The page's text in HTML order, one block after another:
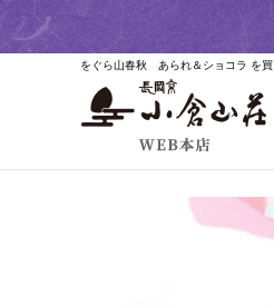
をぐら山春秋 あられ＆ショコラ を